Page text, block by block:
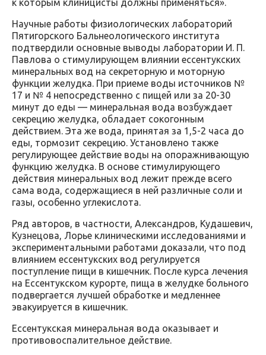
к которым клиницисты должны применяться».
Научные работы физиологических лабораторий
Пятигорского Бальнеологического института
подтвердили основные выводы лаборатории И. П.
Павлова о стимулирующем влиянии ессентукских
минеральных вод на секреторную и моторную
функции желудка. При приеме воды источников №
17 и № 4 непосредственно с пищей или за 20-30
минут до еды — минеральная вода возбуждает
секрецию желудка, обладает сокогонным
действием. Эта же вода, принятая за 1,5-2 часа до
еды, тормозит секрецию. Установлено также
регулирующее действие воды на опоражнивающую
функцию желудка. В основе стимулирующего
действия минеральных вод лежит прежде всего
сама вода, содержащиеся в ней различные соли и
газы, особенно углекислота.
Ряд авторов, в частности, Александров, Кудашевич,
Кузнецова, Лорье клиническими исследованиями и
экспериментальными работами доказали, что под
влиянием ессентукских вод регулируется
поступление пищи в кишечник. После курса лечения
на Ессентукском курорте, пища в желудке больного
подвергается лучшей обработке и медленнее
эвакуируется в кишечник.
Ессентукская минеральная вода оказывает и
противовоспалительное действие.